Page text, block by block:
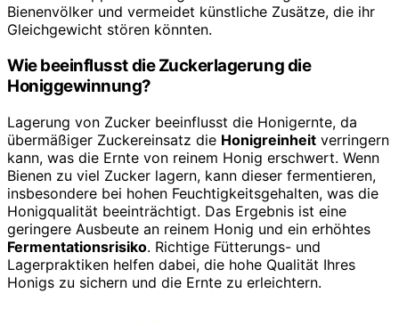
Bienenvölker und vermeidet künstliche Zusätze, die ihr
Gleichgewicht stören könnten.
Wie beeinflusst die Zuckerlagerung die
Honiggewinnung?
Lagerung von Zucker beeinflusst die Honigernte, da
übermäßiger Zuckereinsatz die Honigreinheit verringern
kann, was die Ernte von reinem Honig erschwert. Wenn
Bienen zu viel Zucker lagern, kann dieser fermentieren,
insbesondere bei hohen Feuchtigkeitsgehalten, was die
Honigqualität beeinträchtigt. Das Ergebnis ist eine
geringere Ausbeute an reinem Honig und ein erhöhtes
Fermentationsrisiko. Richtige Fütterungs- und
Lagerpraktiken helfen dabei, die hohe Qualität Ihres
Honigs zu sichern und die Ernte zu erleichtern.